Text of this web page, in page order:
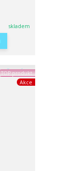
skladem
TOP produkt
Akce